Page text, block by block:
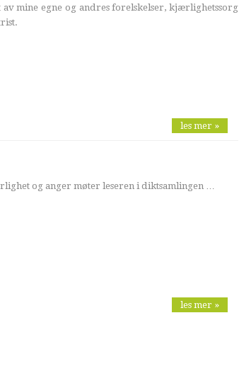
mine egne og andres forelskelser, kjærlighetssorg
les mer »
og anger møter leseren i diktsamlingen …
les mer »